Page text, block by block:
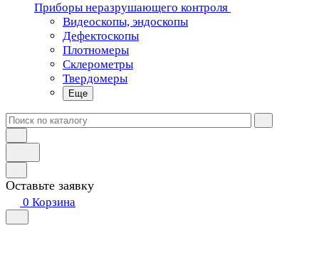
Приборы неразрушающего контроля
Видеоскопы, эндоскопы
Дефектоскопы
Плотномеры
Склерометры
Твердомеры
Еще
Оставьте заявку
0 Корзина